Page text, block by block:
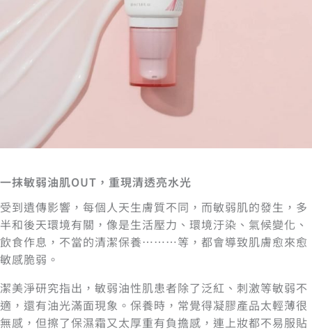
一抹敏弱油肌OUT，重現清透亮水光
受到遺傳影響，每個人天生膚質不同，而敏弱肌的發生，多
半和後天環境有關，像是生活壓力、環境汙染、氣候變化、
飲食作息，不當的清潔保養………等，都會導致肌膚愈來愈
敏感脆弱。
潔美淨研究指出，敏弱油性肌患者除了泛紅、刺激等敏弱不
適，還有油光滿面現象。保養時，常覺得凝膠產品太輕薄很
無感，但擦了保濕霜又太厚重有負擔感，連上妝都不易服貼